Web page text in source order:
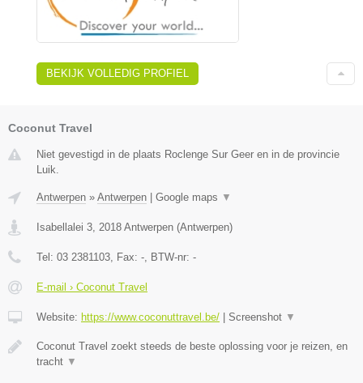
BEKIJK VOLLEDIG PROFIEL
Coconut Travel
Niet gevestigd in de plaats Roclenge Sur Geer en in de provincie
Luik.
Antwerpen » Antwerpen Google maps ▼
Isabellalei 3 2018 Antwerpen (Antwerpen)
Tel: 03 2381103 , Fax: - , BTW-nr: -
E-mail › Coconut Travel
Website: https://www.coconuttravel.be/ Screenshot ▼
Coconut Travel zoekt steeds de beste oplossing voor je reizen, en
tracht ▼